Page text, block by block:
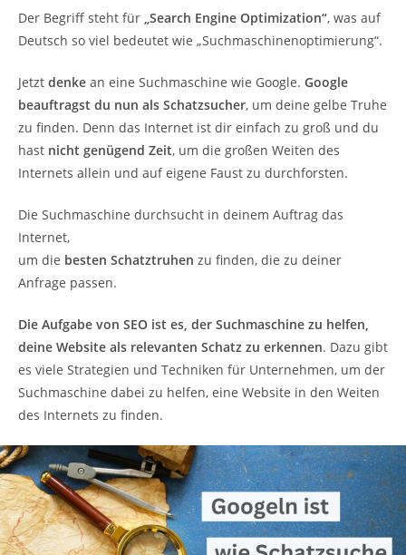
Der Begriff steht für „Search Engine Optimization“, was auf
Deutsch so viel bedeutet wie „Suchmaschinenoptimierung“.
Jetzt denke an eine Suchmaschine wie Google. Google
beauftragst du nun als Schatzsucher, um deine gelbe Truhe
zu finden. Denn das Internet ist dir einfach zu groß und du
hast nicht genügend Zeit, um die großen Weiten des
Internets allein und auf eigene Faust zu durchforsten.
Die Suchmaschine durchsucht in deinem Auftrag das
Internet,
um die besten Schatztruhen zu finden, die zu deiner
Anfrage passen.
Die Aufgabe von SEO ist es, der Suchmaschine zu helfen,
deine Website als relevanten Schatz zu erkennen. Dazu gibt
es viele Strategien und Techniken für Unternehmen, um der
Suchmaschine dabei zu helfen, eine Website in den Weiten
des Internets zu finden.